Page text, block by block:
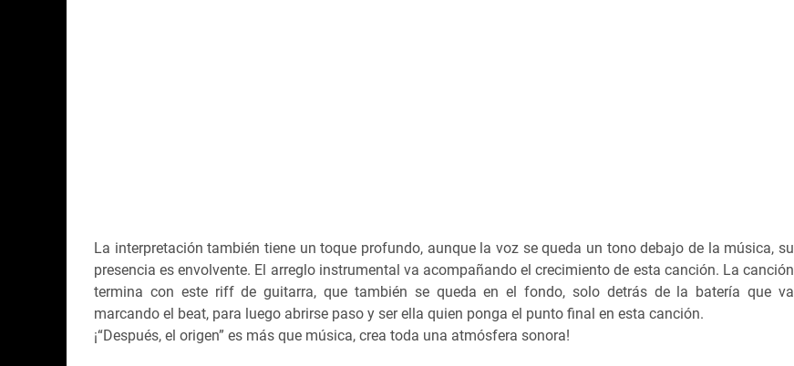
La interpretación también tiene un toque profundo, aunque la voz se queda un tono debajo de la música, su
presencia es envolvente. El arreglo instrumental va acompañando el crecimiento de esta canción. La canción
termina con este riff de guitarra, que también se queda en el fondo, solo detrás de la batería que va
marcando el beat, para luego abrirse paso y ser ella quien ponga el punto final en esta canción.
¡“Después, el origen” es más que música, crea toda una atmósfera sonora!